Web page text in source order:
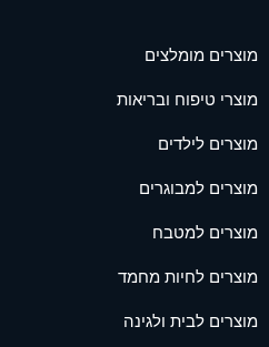
מוצרים מומלצים
מוצרי טיפוח ובריאות
מוצרים לילדים
מוצרים למבוגרים
מוצרים למטבח
מוצרים לחיות מחמד
מוצרים לבית ולגינה